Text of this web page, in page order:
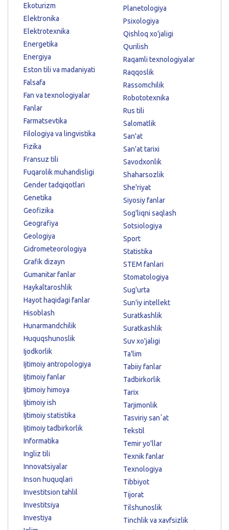
Ekoturizm
Elektronika
Elektrotexnika
Energetika
Energiya
Eston tili va madaniyati
Falsafa
Fan va texnologiyalar
Fanlar
Farmatsevtika
Filologiya va lingvistika
Fizika
Fransuz tili
Fuqarolik muhandisligi
Gender tadqiqotlari
Genetika
Geofizika
Geografiya
Geologiya
Gidrometeorologiya
Grafik dizayn
Gumanitar fanlar
Haykaltaroshlik
Hayot haqidagi fanlar
Hisoblash
Hunarmandchilik
Huquqshunoslik
Ijodkorlik
Ijtimoiy antropologiya
Ijtimoiy fanlar
Ijtimoiy himoya
Ijtimoiy ish
Ijtimoiy statistika
Ijtimoiy tadbirkorlik
Informatika
Ingliz tili
Innovatsiyalar
Inson huquqlari
Investitsion tahlil
Investitsiya
Investiya
Planetologiya
Psixologiya
Qishloq xo'jaligi
Qurilish
Raqamli texnologiyalar
Raqqoslik
Rassomchilik
Robototexnika
Rus tili
Salomatlik
San'at
San'at tarixi
Savodxonlik
Shaharsozlik
She'riyat
Siyosiy fanlar
Sog'liqni saqlash
Sotsiologiya
Sport
Statistika
STEM fanlari
Stomatologiya
Sug'urta
Sun'iy intellekt
Suratkashlik
Suratkashlik
Suv xo'jaligi
Ta'lim
Tabiiy fanlar
Tadbirkorlik
Tarix
Tarjimonlik
Tasviriy sanʼat
Tekstil
Temir yo'llar
Texnik fanlar
Texnologiya
Tibbiyot
Tijorat
Tilshunoslik
Tinchlik va xavfsizlik